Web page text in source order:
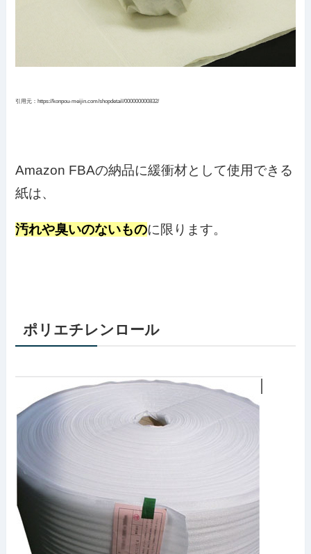
引用元：https://konpou-meijin.com/shopdetail/000000000832/
Amazon FBAの納品に緩衝材として使用できる
紙は、
汚れや臭いのないものに限ります。
ポリエチレンロール